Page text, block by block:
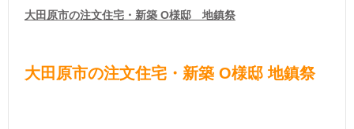
大田原市の注文住宅・新築 O様邸 地鎮祭
大田原市の注文住宅・新築 O様邸 地鎮祭